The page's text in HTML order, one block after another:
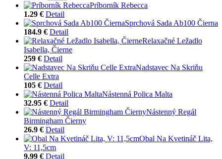
Príborník Rebecca
1.29 € Detail
Sprchová Sada Ab100 Čierna
184.9 € Detail
Relaxačné Ležadlo
Isabella, Čierne
259 € Detail
Nadstavec Na Skriňu
Celle Extra
105 € Detail
Nástenná Polica Malta
32.95 € Detail
Nástenný Regál
Birmingham Čierny
26.9 € Detail
Obal Na Kvetináč Lita,
V: 11,5cm
9.99 € Detail